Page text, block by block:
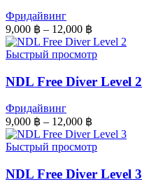
Фридайвинг
9,000 ฿ – 12,000 ฿
Быстрый просмотр
NDL Free Diver Level 2
Фридайвинг
9,000 ฿ – 12,000 ฿
Быстрый просмотр
NDL Free Diver Level 3